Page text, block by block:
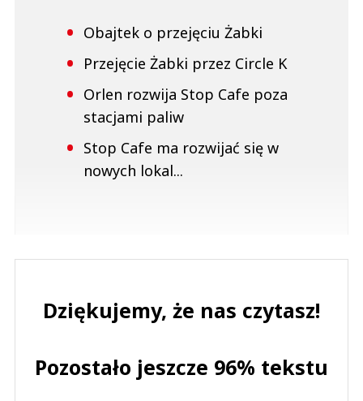
Obajtek o przejęciu Żabki
Przejęcie Żabki przez Circle K
Orlen rozwija Stop Cafe poza
stacjami paliw
Stop Cafe ma rozwijać się w
nowych lokal...
Dziękujemy, że nas czytasz!
Pozostało jeszcze 96% tekstu